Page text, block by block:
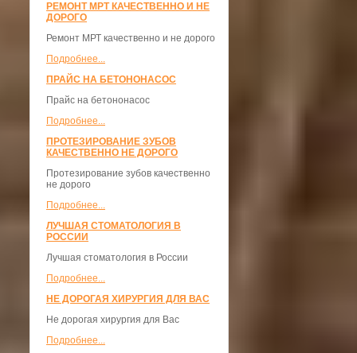
РЕМОНТ МРТ КАЧЕСТВЕННО И НЕ
ДОРОГО
Ремонт МРТ качественно и не дорого
Подробнее...
ПРАЙС НА БЕТОНОНАСОС
Прайс на бетононасос
Подробнее...
ПРОТЕЗИРОВАНИЕ ЗУБОВ
КАЧЕСТВЕННО НЕ ДОРОГО
Протезирование зубов качественно
не дорого
Подробнее...
ЛУЧШАЯ СТОМАТОЛОГИЯ В
РОССИИ
Лучшая стоматология в России
Подробнее...
НЕ ДОРОГАЯ ХИРУРГИЯ ДЛЯ ВАС
Не дорогая хирургия для Вас
Подробнее...